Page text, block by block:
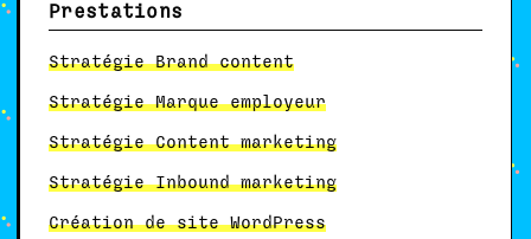
Prestations
Stratégie Brand content
Stratégie Marque employeur
Stratégie Content marketing
Stratégie Inbound marketing
Création de site WordPress